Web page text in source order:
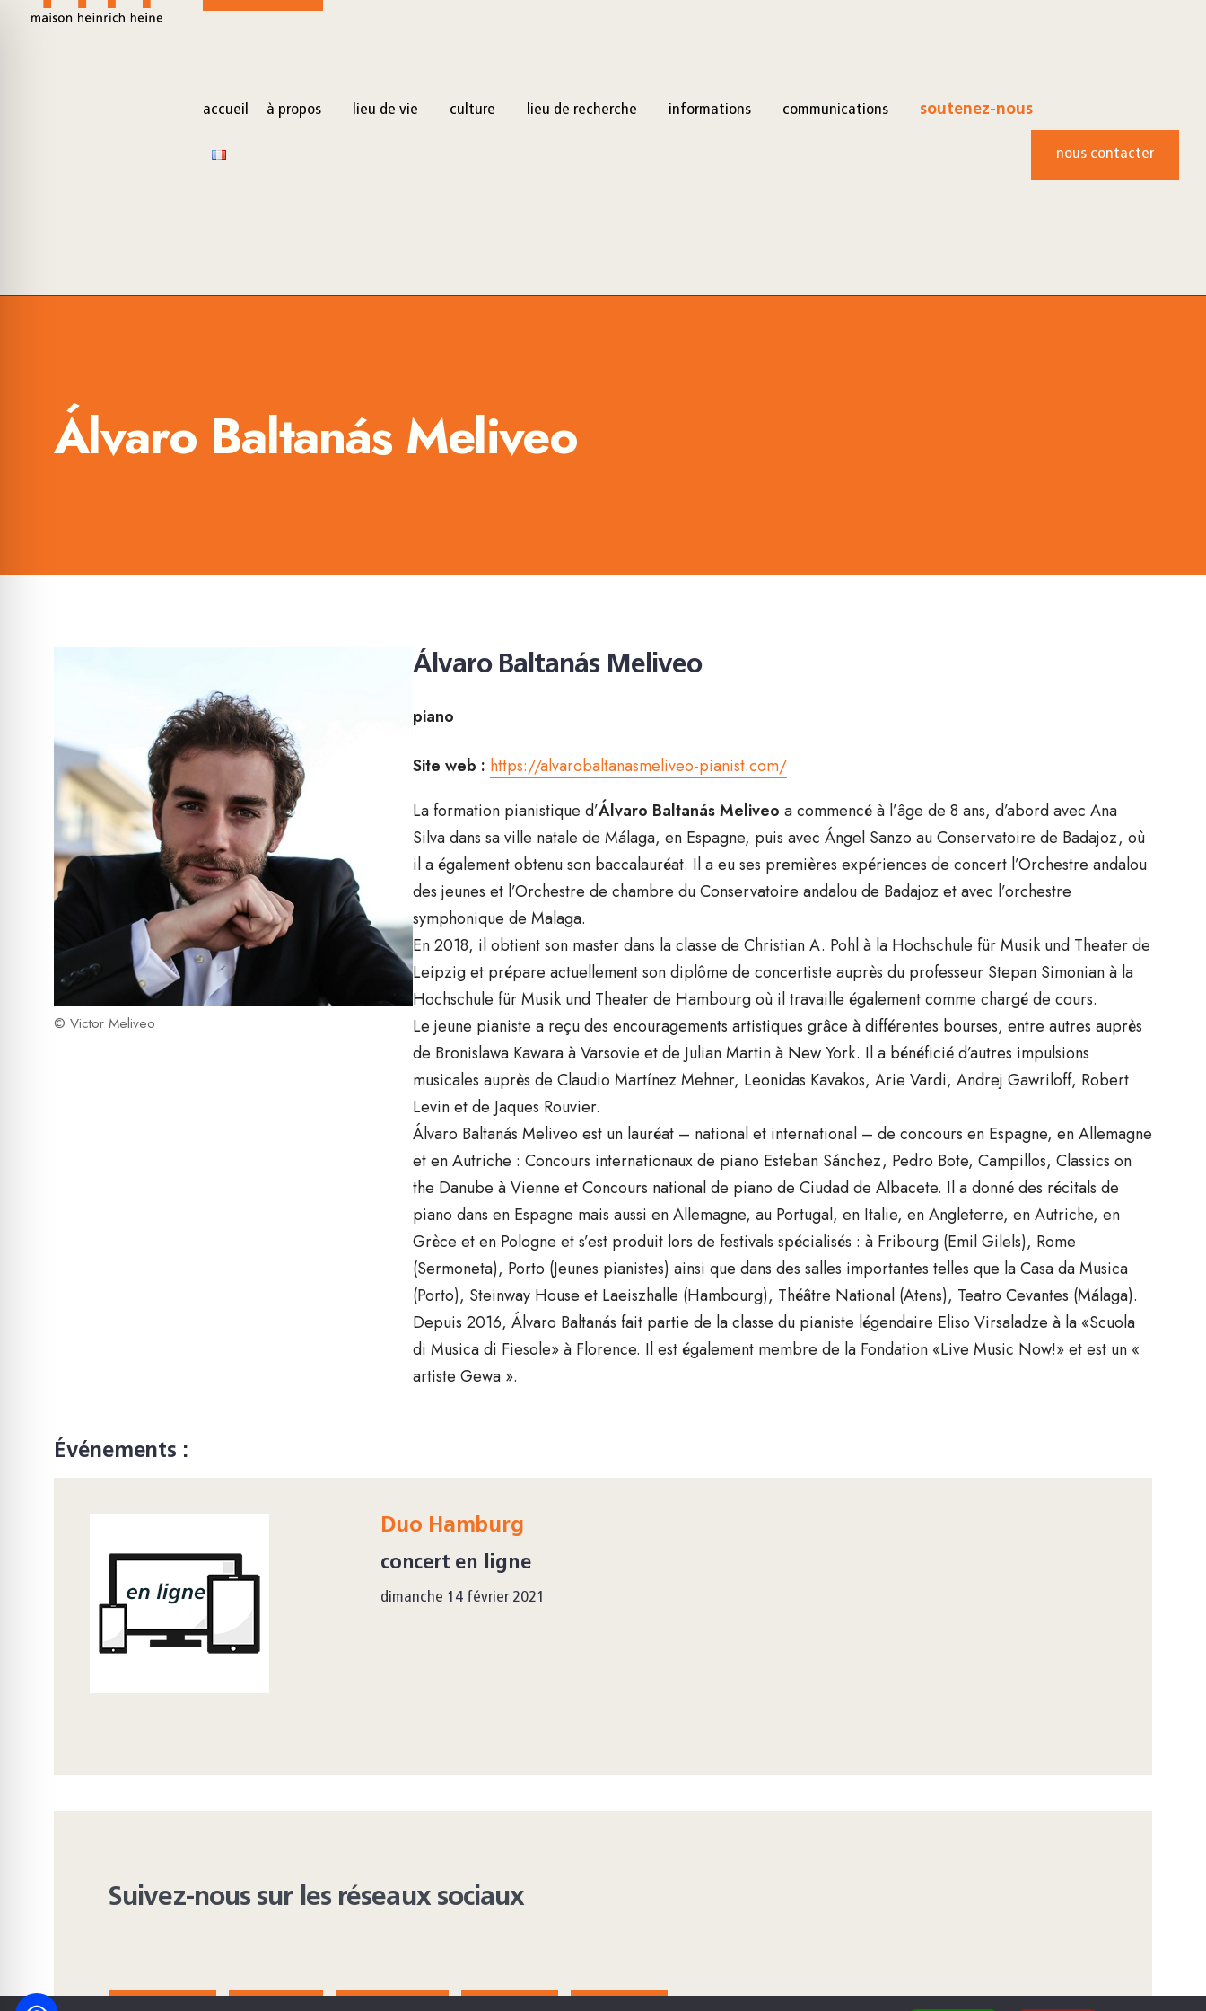
accueil à propos lieu de vie culture lieu de recherche informations communications soutenez-nous
nous contacter
Álvaro Baltanás Meliveo
© Victor Meliveo
Álvaro Baltanás Meliveo
piano
Site web : https://alvarobaltanasmeliveo-pianist.com/
La formation pianistique d’Álvaro Baltanás Meliveo a commencé à l’âge de 8 ans, d’abord avec Ana
Silva dans sa ville natale de Málaga, en Espagne, puis avec Ángel Sanzo au Conservatoire de Badajoz, où
il a également obtenu son baccalauréat. Il a eu ses premières expériences de concert l’Orchestre andalou
des jeunes et l’Orchestre de chambre du Conservatoire andalou de Badajoz et avec l’orchestre
symphonique de Malaga.
En 2018, il obtient son master dans la classe de Christian A. Pohl à la Hochschule für Musik und Theater de
Leipzig et prépare actuellement son diplôme de concertiste auprès du professeur Stepan Simonian à la
Hochschule für Musik und Theater de Hambourg où il travaille également comme chargé de cours.
Le jeune pianiste a reçu des encouragements artistiques grâce à différentes bourses, entre autres auprès
de Bronislawa Kawara à Varsovie et de Julian Martin à New York. Il a bénéficié d’autres impulsions
musicales auprès de Claudio Martínez Mehner, Leonidas Kavakos, Arie Vardi, Andrej Gawriloff, Robert
Levin et de Jaques Rouvier.
Álvaro Baltanás Meliveo est un lauréat – national et international – de concours en Espagne, en Allemagne
et en Autriche : Concours internationaux de piano Esteban Sánchez, Pedro Bote, Campillos, Classics on
the Danube à Vienne et Concours national de piano de Ciudad de Albacete. Il a donné des récitals de
piano dans en Espagne mais aussi en Allemagne, au Portugal, en Italie, en Angleterre, en Autriche, en
Grèce et en Pologne et s’est produit lors de festivals spécialisés : à Fribourg (Emil Gilels), Rome
(Sermoneta), Porto (Jeunes pianistes) ainsi que dans des salles importantes telles que la Casa da Musica
(Porto), Steinway House et Laeiszhalle (Hambourg), Théâtre National (Atens), Teatro Cevantes (Málaga).
Depuis 2016, Álvaro Baltanás fait partie de la classe du pianiste légendaire Eliso Virsaladze à la «Scuola
di Musica di Fiesole» à Florence. Il est également membre de la Fondation «Live Music Now!» et est un «
artiste Gewa ».
Événements :
Duo Hamburg
concert en ligne
dimanche 14 février 2021
Suivez-nous sur les réseaux sociaux